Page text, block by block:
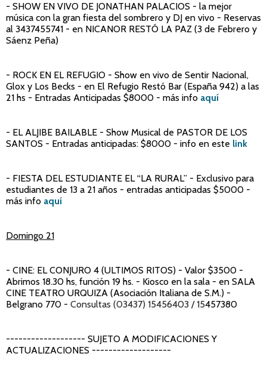
- SHOW EN VIVO DE JONATHAN PALACIOS - la mejor
música con la gran fiesta del sombrero y DJ en vivo - Reservas
al 3437455741 - en NICANOR RESTÓ LA PAZ (3 de Febrero y
Sáenz Peña)
- ROCK EN EL REFUGIO - Show en vivo de Sentir Nacional,
Glox y Los Becks - en El Refugio Restó Bar (España 942) a las
21 hs - Entradas Anticipadas $8000 - más info aquí
- EL ALJIBE BAILABLE - Show Musical de PASTOR DE LOS
SANTOS - Entradas anticipadas: $8000 - info en este link
- FIESTA DEL ESTUDIANTE EL “LA RURAL” - Exclusivo para
estudiantes de 13 a 21 años - entradas anticipadas $5000 -
más info aquí
Domingo 21
- CINE: EL CONJURO 4 (ULTIMOS RITOS) - Valor $3500 -
Abrimos 18.30 hs, función 19 hs. - Kiosco en la sala - en SALA
CINE TEATRO URQUIZA (Asociación Italiana de S.M.) -
Belgrano 770 - Consultas (03437) 15456403 / 15457380
------------------- SUJETO A MODIFICACIONES Y
ACTUALIZACIONES -------------------